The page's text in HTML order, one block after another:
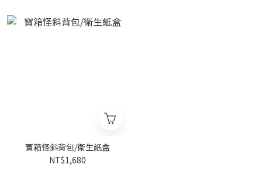
寶箱怪斜背包/衛生紙盒
NT$1,680